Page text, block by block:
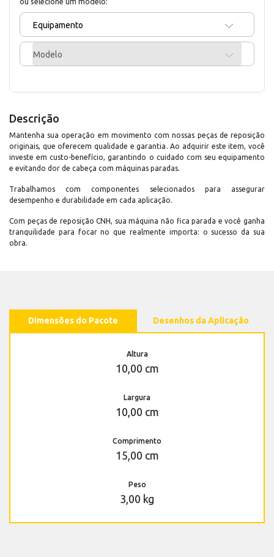
Equipamento
Modelo
Descrição
Mantenha sua operação em movimento com nossas peças de reposição
originais, que oferecem qualidade e garantia. Ao adquirir este item, você
investe em custo-benefício, garantindo o cuidado com seu equipamento
e evitando dor de cabeça com máquinas paradas.
Trabalhamos com componentes selecionados para assegurar
desempenho e durabilidade em cada aplicação.
Com peças de reposição CNH, sua máquina não fica parada e você ganha
tranquilidade para focar no que realmente importa: o sucesso da sua
obra.
Dimensões do Pacote Desenhos da Aplicação
Altura
10,00 cm
Largura
10,00 cm
Comprimento
15,00 cm
Peso
3,00 kg